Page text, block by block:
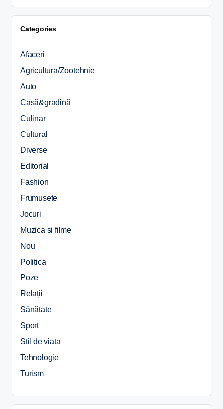
Categories
Afaceri
Agricultura/Zootehnie
Auto
Casă&gradină
Culinar
Cultural
Diverse
Editorial
Fashion
Frumusete
Jocuri
Muzica si filme
Nou
Politica
Poze
Relații
Sănătate
Sport
Stil de viata
Tehnologie
Turism